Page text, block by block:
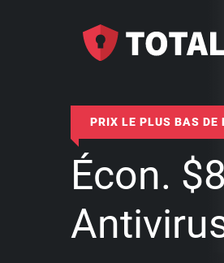
PRIX LE PLUS BAS DE
Écon. $